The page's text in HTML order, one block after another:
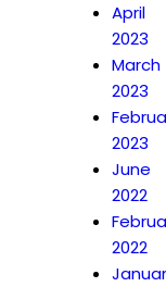
April
2023
March
2023
2023
June
2022
2022